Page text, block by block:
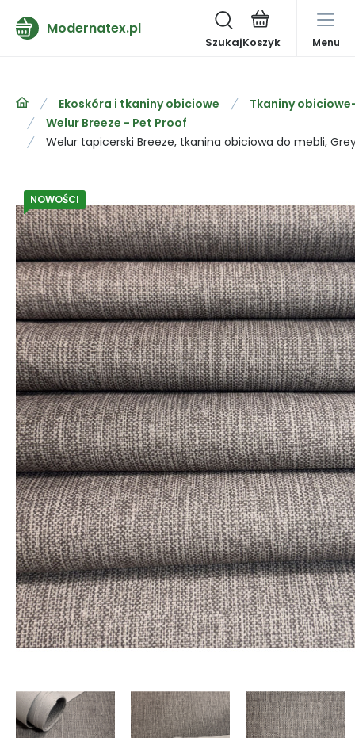
Modernatex.pl
Szukaj Menu
Ekoskóra i tkaniny obiciowe
Tkaniny
Welur Breeze - Pet Proof
Welur tapicerski Breeze, tkanina obiciowa do mebli,
NOWOŚCI